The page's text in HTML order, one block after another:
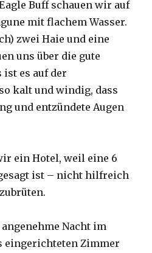
Buff schauen wir auf
mit flachem Wasser.
zwei Haie und eine
uns über die gute
ist es auf der
kalt und windig, dass
und entzündete Augen
ein Hotel, weil eine 6
ist – nicht hilfreich
Nacht im
eingerichteten Zimmer